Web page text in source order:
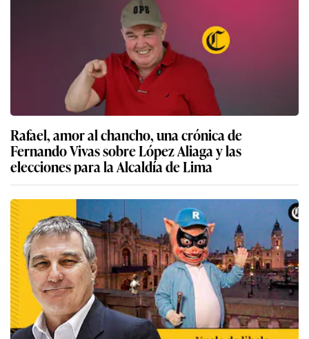
Rafael, amor al chancho, una crónica de
Fernando Vivas sobre López Aliaga y las
elecciones para la Alcaldía de Lima